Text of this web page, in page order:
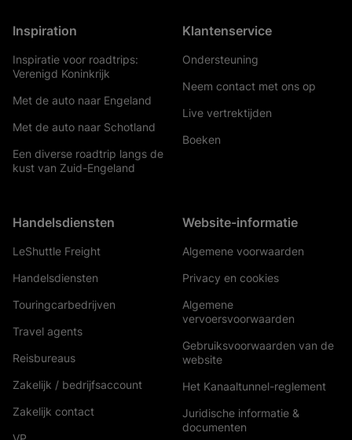
Inspiration
Inspiratie voor roadtrips:
Verenigd Koninkrijk
Met de auto naar Engeland
Met de auto naar Schotland
Een diverse roadtrip langs de
kust van Zuid-Engeland
Klantenservice
Ondersteuning
Neem contact met ons op
Live vertrektijden
Boeken
Handelsdiensten
LeShuttle Freight
Handelsdiensten
Touringcarbedrijven
Travel agents
Reisbureaus
Zakelijk / bedrijfsaccount
Zakelijk contact
Website-informatie
Algemene voorwaarden
Privacy en cookies
Algemene
vervoersvoorwaarden
Gebruiksvoorwaarden van de
website
Het Kanaaltunnel-reglement
Juridische informatie &
documenten